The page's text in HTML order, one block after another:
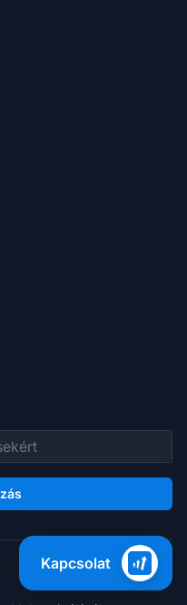
Kapcsolat